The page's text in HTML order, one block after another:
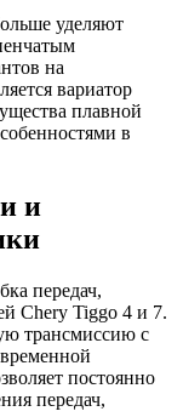
уделяют
на
вариатор
плавной
в
и
передач,
Chery Tiggo 4 и 7.
трансмиссию с
постоянно
передач,